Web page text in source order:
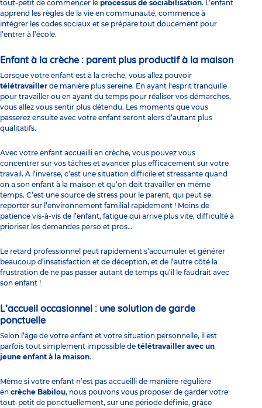
tout-petit de commencer le processus de sociabilisation. L’enfant
apprend les règles de la vie en communauté, commence à
intégrer les codes sociaux et se prépare tout doucement pour
l’entrer à l’école.
Enfant à la crèche : parent plus productif à la maison
Lorsque votre enfant est à la crèche, vous allez pouvoir
télétravailler de manière plus sereine. En ayant l’esprit tranquille
pour travailler ou en ayant du temps pour réaliser vos démarches,
vous allez vous sentir plus détendu. Les moments que vous
passerez ensuite avec votre enfant seront alors d’autant plus
qualitatifs.
Avec votre enfant accueilli en crèche, vous pouvez vous
concentrer sur vos tâches et avancer plus efficacement sur votre
travail. A l’inverse, c’est une situation difficile et stressante quand
on a son enfant à la maison et qu’on doit travailler en même
temps. C’est une source de stress pour le parent, qui peut se
reporter sur l’environnement familial rapidement ! Moins de
patience vis-à-vis de l’enfant, fatigue qui arrive plus vite, difficulté à
prioriser les demandes perso et pros…
Le retard professionnel peut rapidement s’accumuler et générer
beaucoup d’insatisfaction et de déception, et de l’autre côté la
frustration de ne pas passer autant de temps qu’il le faudrait avec
son enfant !
L’accueil occasionnel : une solution de garde
ponctuelle
Selon l’âge de votre enfant et votre situation personnelle, il est
parfois tout simplement impossible de télétravailler avec un
jeune enfant à la maison.
Même si votre enfant n’est pas accueilli de manière régulière
en crèche Babilou, nous pouvons vous proposer de garder votre
tout-petit de ponctuellement, sur une période définie, grâce